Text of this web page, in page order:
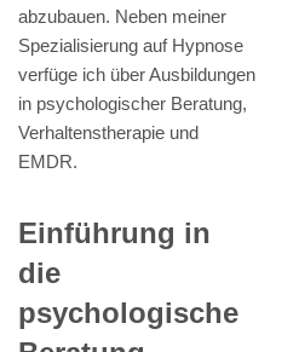
abzubauen. Neben meiner
Spezialisierung auf Hypnose
verfüge ich über Ausbildungen
in psychologischer Beratung,
Verhaltenstherapie und
EMDR.
Einführung in
die
psychologische